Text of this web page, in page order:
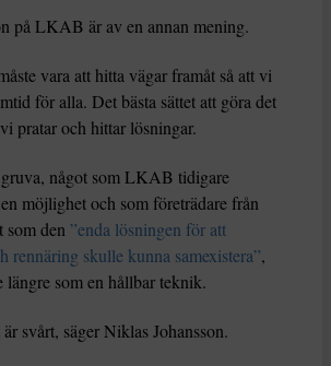
på LKAB är av en annan mening.
vara att hitta vägar framåt så att vi
för alla. Det bästa sättet att göra det
pratar och hittar lösningar.
något som LKAB tidigare
möjlighet och som företrädare från
som den ”enda lösningen för att
rennäring skulle kunna samexistera”,
längre som en hållbar teknik.
svårt, säger Niklas Johansson.